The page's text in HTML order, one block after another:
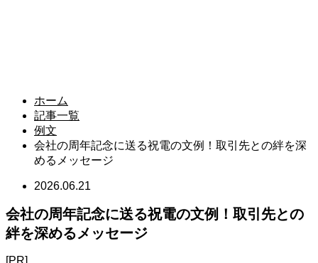
ホーム
記事一覧
例文
会社の周年記念に送る祝電の文例！取引先との絆を深
めるメッセージ
2026.06.21
会社の周年記念に送る祝電の文例！取引先との
絆を深めるメッセージ